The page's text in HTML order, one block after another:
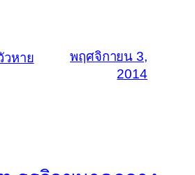
วหาย
พฤศจิกายน 3,
2014